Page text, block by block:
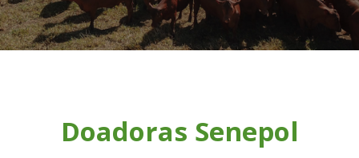
Doadoras Senepol